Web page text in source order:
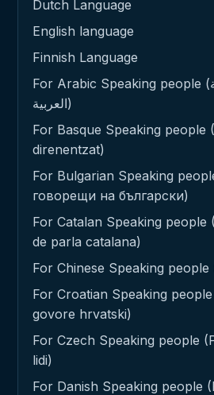
Dutch Language
English language
Finnish Language
For Arabic Speaking people (للناطقين باللغة
العربية)
For Basque Speaking people
direnentzat)
For Bulgarian Speaking
говорещи на български)
For Catalan Speaking people
de parla catalana)
For Chinese Speaking people
For Croatian Speaking
govore hrvatski)
For Czech Speaking people
lidi)
For Danish Speaking people